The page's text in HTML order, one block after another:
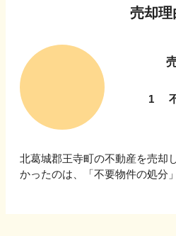
売却理
1
北葛城郡王寺町の不動産を売却
かったのは、「不要物件の処分